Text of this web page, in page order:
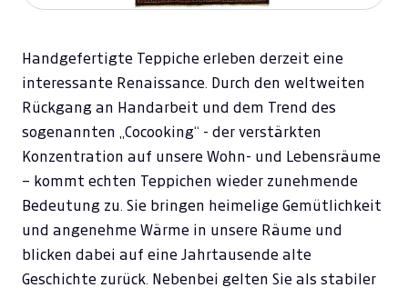
Handgefertigte Teppiche erleben derzeit eine
interessante Renaissance. Durch den weltweiten
Rückgang an Handarbeit und dem Trend des
sogenannten „Cocooking“ - der verstärkten
Konzentration auf unsere Wohn- und Lebensräume
– kommt echten Teppichen wieder zunehmende
Bedeutung zu. Sie bringen heimelige Gemütlichkeit
und angenehme Wärme in unsere Räume und
blicken dabei auf eine Jahrtausende alte
Geschichte zurück. Nebenbei gelten Sie als stabiler